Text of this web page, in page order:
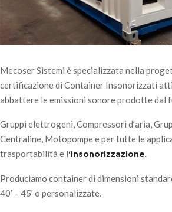
Mecoser Sistemi è specializzata nella
certificazione di Container Insonorizzati
abbattere le emissioni sonore prodotte dal
Gruppi elettrogeni, Compressori d’aria,
Centraline, Motopompe e per tutte le
trasportabilità e l‘insonorizzazione.
Produciamo container di dimensioni standard
40’ – 45’ o personalizzate.